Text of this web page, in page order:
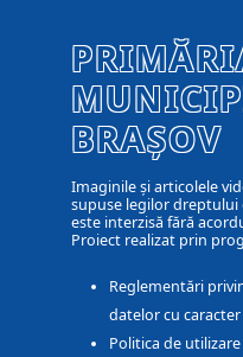
BRAȘOV
Imaginile și articolele
supuse legilor dreptului
este interzisă fără
Proiect realizat prin
Reglementări
datelor cu
Politica de